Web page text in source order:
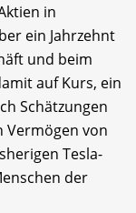
in
ein Jahrzehnt
und beim
auf Kurs, ein
Schätzungen
Vermögen von
Tesla-
der